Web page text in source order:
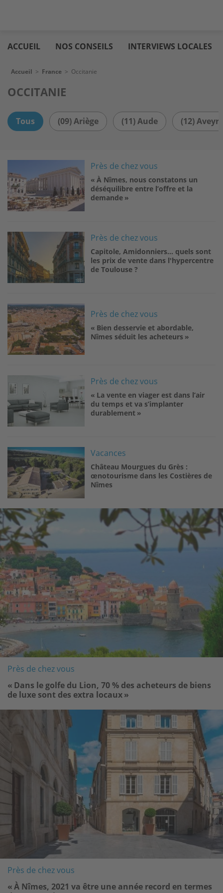
au
contenu
immo
ACCUEIL NOS CONSEILS INTERVIEWS LOCALES
Fil d'Ariane
Accueil > France > Occitanie
OCCITANIE
Tous (09) Ariège (11) Aude (12)
Près de chez vous
« À Nîmes, nous constatons un
déséquilibre entre l’offre et la
demande »
Image Près de chez vous
Capitole, Amidonniers… quels sont
les prix de vente dans l'hypercentre
de Toulouse ?
Image
Près de chez vous
« Bien desservie et abordable,
Nîmes séduit les acheteurs »
Près de chez vous
« La vente en viager est dans l’air
du temps et va s’implanter
durablement »
Image Vacances
Château Mourgues du Grès :
œnotourisme dans les Costières de
Nîmes
Image
Près de chez vous
« Dans le golfe du Lion, 70 % des acheteurs de biens
de luxe sont des extra locaux »
Près de chez vous
« À Nîmes, 2021 va être une année record en termes